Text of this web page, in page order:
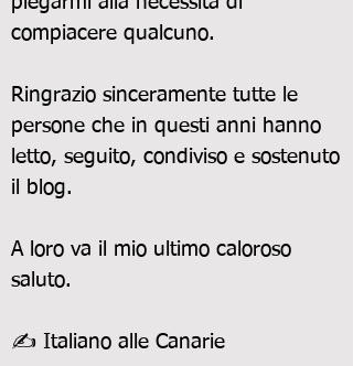
compiacere qualcuno.
Ringrazio sinceramente tutte le
persone che in questi anni hanno
letto, seguito, condiviso e sostenuto
il blog.
A loro va il mio ultimo caloroso
saluto.
✍ Italiano alle Canarie